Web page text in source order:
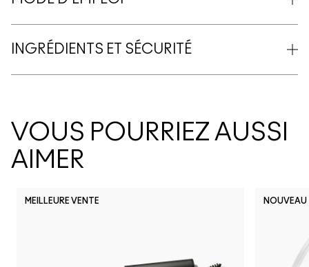
INGRÉDIENTS ET SÉCURITÉ
VOUS POURRIEZ AUSSI
AIMER
MEILLEURE VENTE NOUVEAU